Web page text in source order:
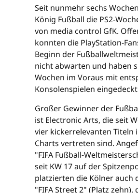
Seit nunmehr sechs
König Fußball die PS2-
von media control GfK.
konnten die PlayStation-
Beginn der
nicht abwarten und haben
Wochen im Voraus mit
Konsolenspielen
Großer Gewinner der
ist Electronic Arts, die seit
vier kickerrelevanten Titeln
Charts vertreten sind.
"FIFA Fußball-
seit KW 17 auf der
platzierten die Kölner auch
"FIFA Street 2" (Platz zehn),